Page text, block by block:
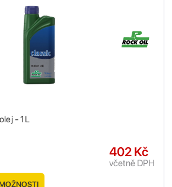
- 1L
402 Kč
včetně DPH